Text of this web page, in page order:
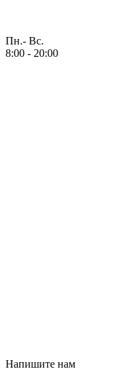
Пн.- Вс.
8:00 - 20:00
Напишите нам